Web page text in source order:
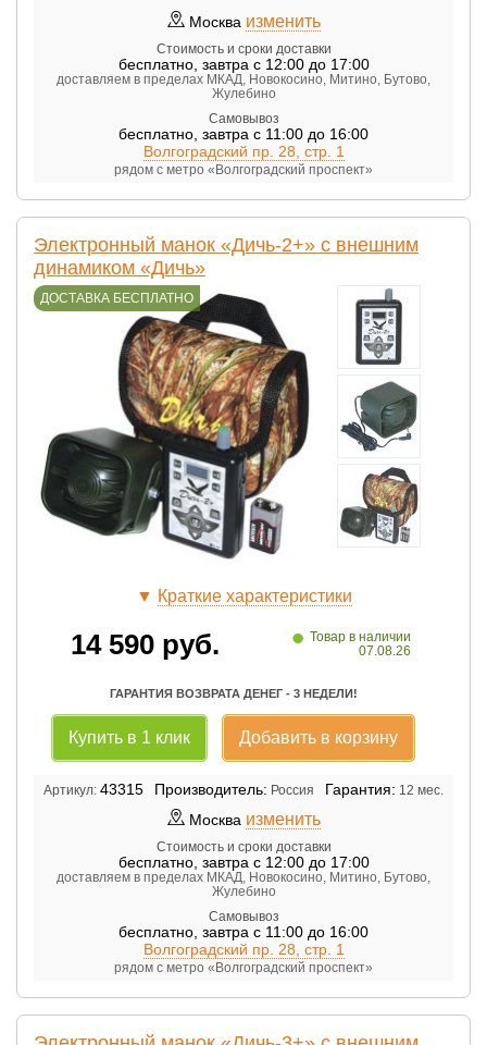
Москва изменить
Стоимость и сроки доставки
бесплатно, завтра с 12:00 до 17:00
доставляем в пределах МКАД, Новокосино, Митино, Бутово,
Жулебино
Самовывоз
бесплатно завтра с 11:00 до 16:00
Волгоградский пр. 28, стр. 1
рядом с метро «Волгоградский проспект»
Электронный манок «Дичь-2+» с внешним
динамиком «Дичь»
ДОСТАВКА БЕСПЛАТНО
▼ Краткие характеристики
14 590руб. • Товар в наличии
07.08.26
ГАРАНТИЯ ВОЗВРАТА ДЕНЕГ - 3 НЕДЕЛИ!
Купить в 1 клик Добавить в корзину
Артикул: 43315 Производитель: Россия Гарантия: 12 мес.
Москва изменить
Стоимость и сроки доставки
бесплатно, завтра с 12:00 до 17:00
доставляем в пределах МКАД, Новокосино, Митино, Бутово,
Жулебино
Самовывоз
бесплатно завтра с 11:00 до 16:00
Волгоградский пр. 28, стр. 1
рядом с метро «Волгоградский проспект»